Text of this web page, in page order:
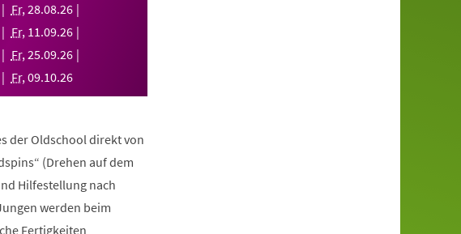
Fr,28.08.26
Fr, 11.09.26
Fr,25.09.26
Fr,09.10.26
der Oldschool direkt von
(Drehen auf dem
Hilfestellung nach
werden beim
Fertigkeiten